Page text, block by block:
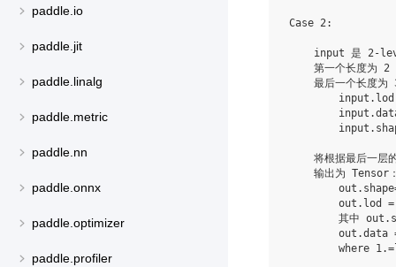
paddle.io
paddle.jit
paddle.linalg
paddle.metric
paddle.nn
paddle.onnx
paddle.optimizer
paddle.profiler
Case 2:
input 是 2-
第一个长度为 2
最后一个长度为
将根据最后一
输出为 Tensor
out.lod
其中
out.data